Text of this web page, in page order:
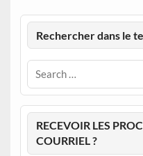
Rechercher dans le
RECEVOIR LES
COURRIEL ?